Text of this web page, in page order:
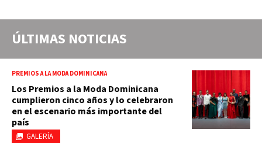
ÚLTIMAS NOTICIAS
GALERÍA
PREMIOS A LA MODA DOMINICANA
Los Premios a la Moda Dominicana
cumplieron cinco años y lo celebraron
en el escenario más importante del
país